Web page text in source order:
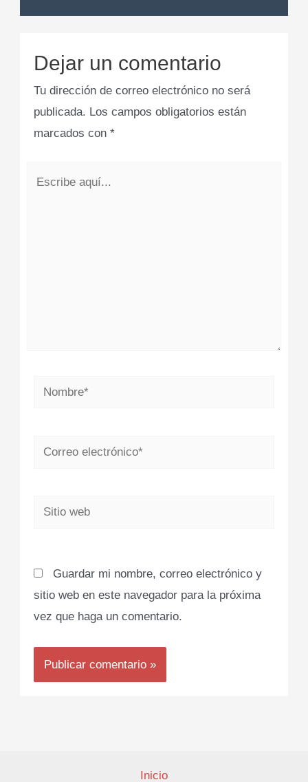
Dejar un comentario
Tu dirección de correo electrónico no será
publicada. Los campos obligatorios están
marcados con*
Nombre*
Correo
Sitio
Guardar mi nombre, correo electrónico y
sitio web en este navegador para la próxima
vez que haga un comentario.
Inicio